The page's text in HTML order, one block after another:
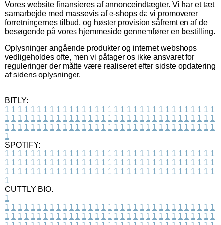
Vores website finansieres af annonceindtægter. Vi har et tæt
samarbejde med massevis af e-shops da vi promoverer
forretningernes tilbud, og høster provision såfremt en af de
besøgende på vores hjemmeside gennemfører en bestilling.
Oplysninger angående produkter og internet webshops
vedligeholdes ofte, men vi påtager os ikke ansvaret for
reguleringer der måtte være realiseret efter sidste opdatering
af sidens oplysninger.
BITLY:
1 1 1 1 1 1 1 1 1 1 1 1 1 1 1 1 1 1 1 1 1 1 1 1 1 1 1 1 1 1 1 1 1
1 1 1 1 1 1 1 1 1 1 1 1 1 1 1 1 1 1 1 1 1 1 1 1 1 1 1 1 1 1 1 1 1
1 1 1 1 1 1 1 1 1 1 1 1 1 1 1 1 1 1 1 1 1 1 1 1 1 1 1 1 1 1 1 1 1
1
SPOTIFY:
1 1 1 1 1 1 1 1 1 1 1 1 1 1 1 1 1 1 1 1 1 1 1 1 1 1 1 1 1 1 1 1 1
1 1 1 1 1 1 1 1 1 1 1 1 1 1 1 1 1 1 1 1 1 1 1 1 1 1 1 1 1 1 1 1 1
1 1 1 1 1 1 1 1 1 1 1 1 1 1 1 1 1 1 1 1 1 1 1 1 1 1 1 1 1 1 1 1 1
1
CUTTLY BIO:
1
1 1 1 1 1 1 1 1 1 1 1 1 1 1 1 1 1 1 1 1 1 1 1 1 1 1 1 1 1 1 1 1 1
1 1 1 1 1 1 1 1 1 1 1 1 1 1 1 1 1 1 1 1 1 1 1 1 1 1 1 1 1 1 1 1 1